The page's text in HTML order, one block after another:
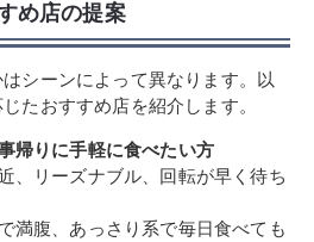
め店の提案
シーンによって異なります。以
たおすすめ店を紹介します。
帰りに手軽に食べたい方
、リーズナブル、回転が早く待ち
満腹、あっさり系で毎日食べても